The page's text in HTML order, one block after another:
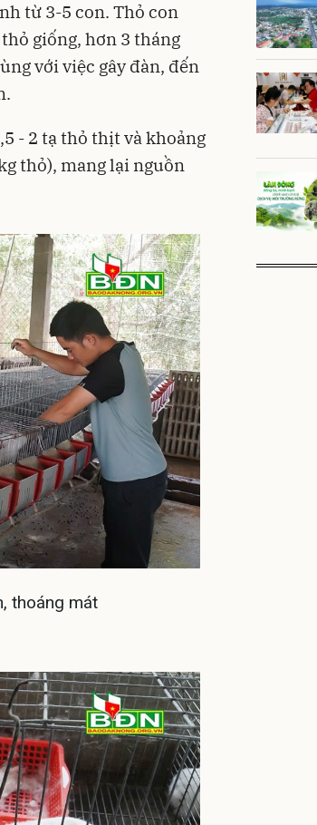
từ 3-5 con. Thỏ con
giống, hơn 3 tháng
với việc gây đàn, đến
- 2 tạ thỏ thịt và khoảng
thỏ), mang lại nguồn
thoáng mát